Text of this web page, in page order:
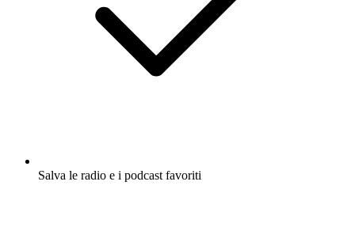
Salva le radio e i podcast favoriti